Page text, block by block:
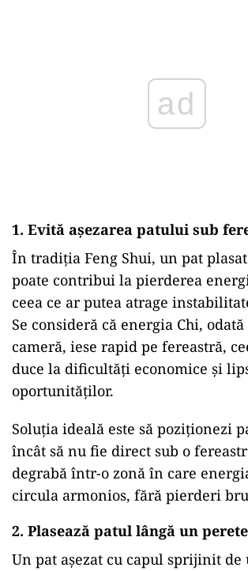
ad
1. Evită așezarea patului sub
În tradiția Feng Shui, un pat
poate contribui la pierderea
ceea ce ar putea atrage
Se consideră că energia Chi,
cameră, iese rapid pe fereastră,
duce la dificultăți economice și
oportunităților.
Soluția ideală este să poziționezi
încât să nu fie direct sub o
degrabă într-o zonă în care
circula armonios, fără pierderi
2. Plasează patul lângă un
Un pat așezat cu capul sprijinit de